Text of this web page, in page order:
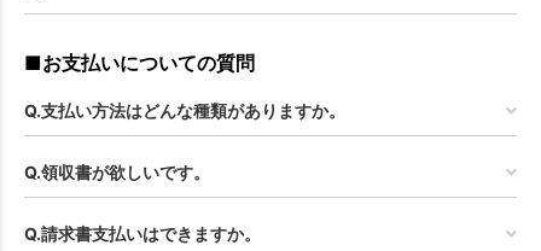
■お支払いについての質問
Q.支払い方法はどんな種類がありますか。
Q.領収書が欲しいです。
Q.請求書支払いはできますか。